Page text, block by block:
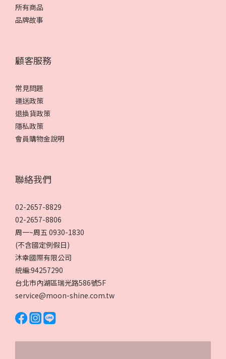
所有商品
品牌故事
顧客服務
常見問題
運送政策
退換貨政策
隱私政策
會員購物金說明
聯絡我們
02-2657-8829
02-2657-8806
周一~周五 0930-1830
(不含國定例假日)
沐幸國際有限公司
統編:94257290
台北市內湖區瑞光路586號5F
service@moon-shine.com.tw